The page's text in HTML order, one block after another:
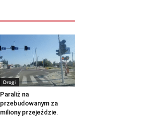
Drogi
Paraliż na
przebudowanym za
miliony przejeździe.